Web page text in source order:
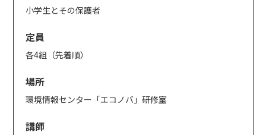
小学生とその保護者
定員
各4組（先着順）
場所
環境情報センター「エコノバ」研修室
講師